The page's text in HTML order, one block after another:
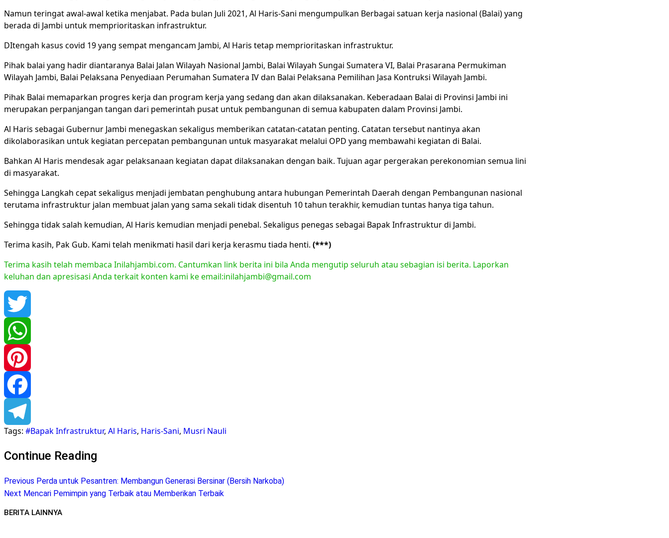
Namun teringat awal-awal ketika menjabat. Pada bulan Juli 2021, Al Haris-Sani mengumpulkan Berbagai satuan kerja nasional (Balai) yang
berada di Jambi untuk memprioritaskan infrastruktur.
DItengah kasus covid 19 yang sempat mengancam Jambi, Al Haris tetap memprioritaskan infrastruktur.
Pihak balai yang hadir diantaranya Balai Jalan Wilayah Nasional Jambi, Balai Wilayah Sungai Sumatera VI, Balai Prasarana Permukiman
Wilayah Jambi, Balai Pelaksana Penyediaan Perumahan Sumatera IV dan Balai Pelaksana Pemilihan Jasa Kontruksi Wilayah Jambi.
Pihak Balai memaparkan progres kerja dan program kerja yang sedang dan akan dilaksanakan. Keberadaan Balai di Provinsi Jambi ini
merupakan perpanjangan tangan dari pemerintah pusat untuk pembangunan di semua kabupaten dalam Provinsi Jambi.
Al Haris sebagai Gubernur Jambi menegaskan sekaligus memberikan catatan-catatan penting. Catatan tersebut nantinya akan
dikolaborasikan untuk kegiatan percepatan pembangunan untuk masyarakat melalui OPD yang membawahi kegiatan di Balai.
Bahkan Al Haris mendesak agar pelaksanaan kegiatan dapat dilaksanakan dengan baik. Tujuan agar pergerakan perekonomian semua lini
di masyarakat.
Sehingga Langkah cepat sekaligus menjadi jembatan penghubung antara hubungan Pemerintah Daerah dengan Pembangunan nasional
terutama infrastruktur jalan membuat jalan yang sama sekali tidak disentuh 10 tahun terakhir, kemudian tuntas hanya tiga tahun.
Sehingga tidak salah kemudian, Al Haris kemudian menjadi penebal. Sekaligus penegas sebagai Bapak Infrastruktur di Jambi.
Terima kasih, Pak Gub. Kami telah menikmati hasil dari kerja kerasmu tiada henti. (***)
Terima kasih telah membaca Inilahjambi.com. Cantumkan link berita ini bila Anda mengutip seluruh atau sebagian isi berita. Laporkan
keluhan dan apresisasi Anda terkait konten kami ke email:inilahjambi@gmail.com
Twitter
WhatsApp
Pinterest
Facebook
Telegram
Tags: #Bapak Infrastruktur, Al Haris, Haris-Sani, Musri Nauli
Continue Reading
Previous Perda untuk Pesantren: Membangun Generasi Bersinar (Bersih Narkoba)
Next Mencari Pemimpin yang Terbaik atau Memberikan Terbaik
BERITA LAINNYA